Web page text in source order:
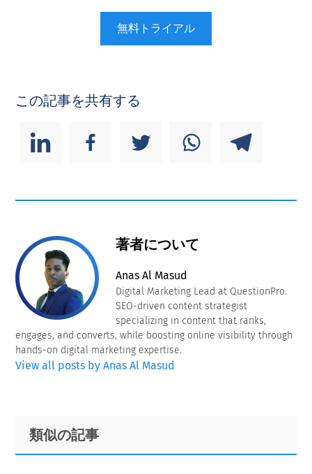
無料トライアル
この記事を共有する
著者について
Anas Al Masud
Digital Marketing Lead at QuestionPro.
SEO-driven content strategist
specializing in content that ranks,
engages, and converts, while boosting online visibility through
hands-on digital marketing expertise.
View all posts by Anas Al Masud
Primary
Sidebar
Footer
類似の記事